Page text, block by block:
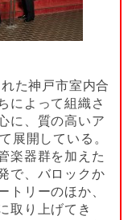
た神戸市室内合
によって組織さ
に、質の高いア
展開している。
楽器群を加えた
で、バロックか
トリーのほか、
取り上げてき